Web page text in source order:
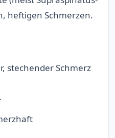
heftigen Schmerzen.
stechender Schmerz